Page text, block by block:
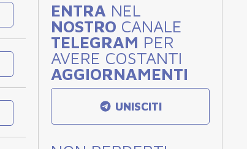
ENTRA NEL
NOSTRO CANALE
TELEGRAM PER
AVERE COSTANTI
AGGIORNAMENTI
UNISCITI